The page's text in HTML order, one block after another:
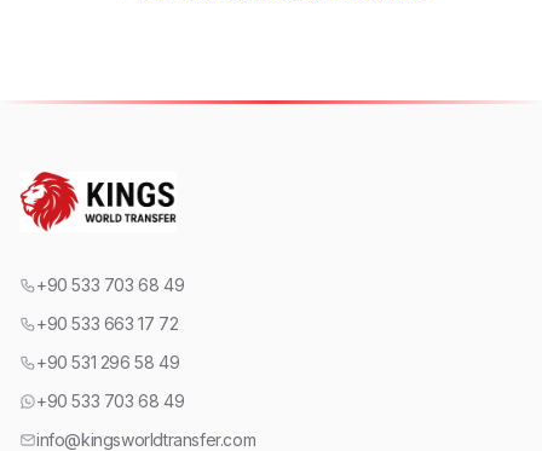
+90 533 703 68 49
+90 533 663 17 72
+90 531 296 58 49
+90 533 703 68 49
info@kingsworldtransfer.com